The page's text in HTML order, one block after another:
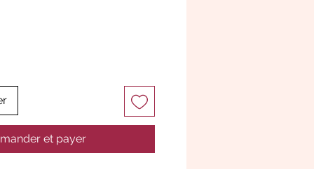
et payer